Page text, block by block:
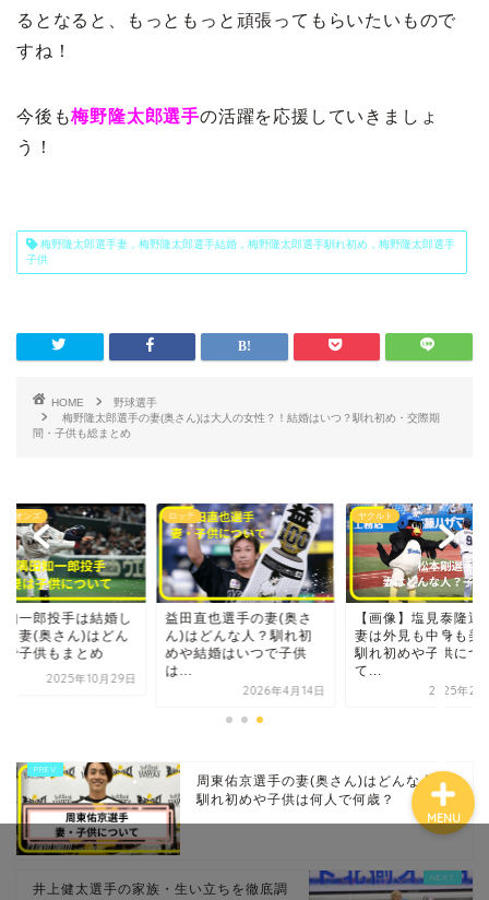
るとなると、もっともっと頑張ってもらいたいもので
すね！
今後も梅野隆太郎選手の活躍を応援していきましょ
う！
梅野隆太郎選手妻，梅野隆太郎選手結婚，梅野隆太郎選手馴れ初め，梅野隆太郎選手
子供
HOME
野球選手
梅野隆太郎選手の妻(奥さん)は大人の女性？！結婚はいつ？馴れ初め・交際期
間・子供も総まとめ
直也選手の妻(奥さ
どんな人？馴れ初
結婚はいつで子供
ヤクルト
【画像】塩見泰隆選手の
妻は外見も中身も美人！
馴れ初めや子供につい
て...
2025年2月24日
西武ライオンズ
隅田知一郎投手は結
てる？妻(奥さん)は
な人で子供もまとめ
周東佑京選手の妻(奥さん)はどんな人？
馴れ初めや子供は何人で何歳？
井上健太選手の家族・生い立ちを徹底調
MENU
ホーム
プロフィール
お問い合わせ